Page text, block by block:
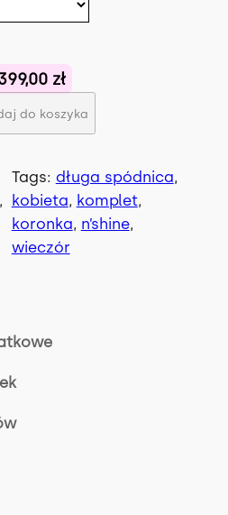
zł
do koszyka
Tags: długa spódnica
kobieta, komplet
koronka, n’shine
wieczór